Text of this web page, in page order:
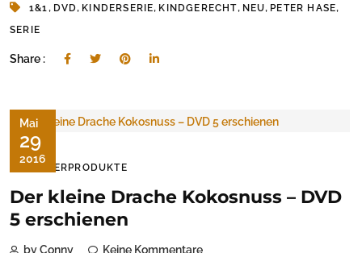
1&1, DVD, KINDERSERIE, KINDGERECHT, NEU, PETER HASE,
SERIE
Share :
Mai
29
2016
KINDERPRODUKTE
Der kleine Drache Kokosnuss – DVD
5 erschienen
by Conny Keine Kommentare